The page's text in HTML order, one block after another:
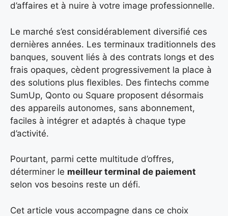
d’affaires et à nuire à votre image professionnelle.
Le marché s’est considérablement diversifié ces
dernières années. Les terminaux traditionnels des
banques, souvent liés à des contrats longs et des
frais opaques, cèdent progressivement la place à
des solutions plus flexibles. Des fintechs comme
SumUp, Qonto ou Square proposent désormais
des appareils autonomes, sans abonnement,
faciles à intégrer et adaptés à chaque type
d’activité.
Pourtant, parmi cette multitude d’offres,
déterminer le meilleur terminal de paiement
selon vos besoins reste un défi.
Cet article vous accompagne dans ce choix